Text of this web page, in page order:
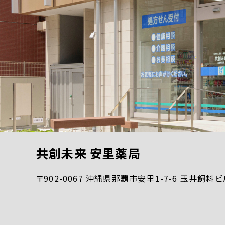
共創未来 安里薬局
〒902-0067 沖縄県那覇市安里1-7-6 玉井飼料ビ